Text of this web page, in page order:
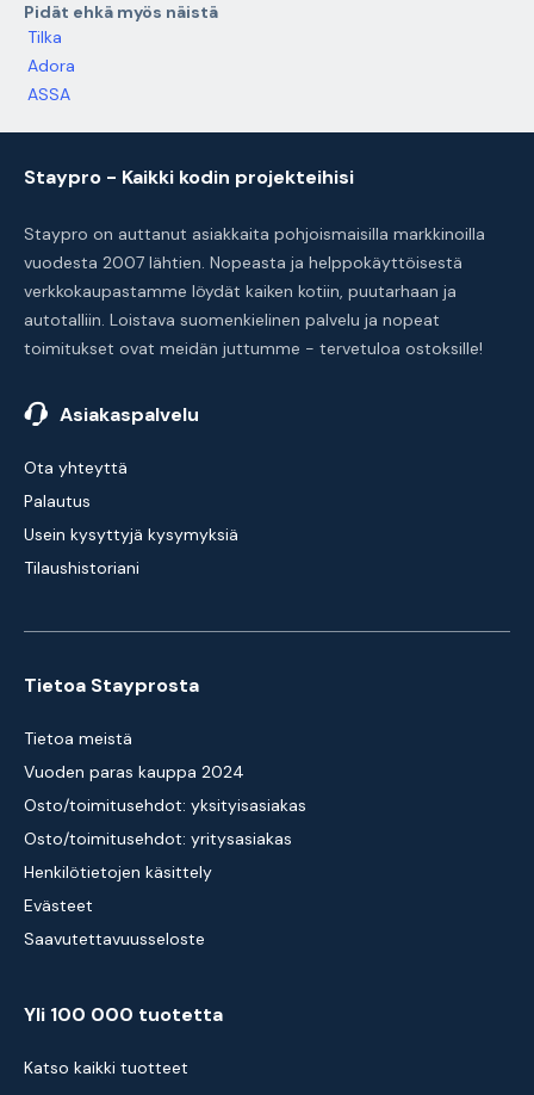
Pidät ehkä myös näistä
Tilka
Adora
ASSA
Staypro - Kaikki kodin projekteihisi
Staypro on auttanut asiakkaita pohjoismaisilla markkinoilla
vuodesta 2007 lähtien. Nopeasta ja helppokäyttöisestä
verkkokaupastamme löydät kaiken kotiin, puutarhaan ja
autotalliin. Loistava suomenkielinen palvelu ja nopeat
toimitukset ovat meidän juttumme - tervetuloa ostoksille!
Asiakaspalvelu
Ota yhteyttä
Palautus
Usein kysyttyjä kysymyksiä
Tilaushistoriani
Tietoa Stayprosta
Tietoa meistä
Vuoden paras kauppa 2024
Osto/toimitusehdot: yksityisasiakas
Osto/toimitusehdot: yritysasiakas
Henkilötietojen käsittely
Evästeet
Saavutettavuusseloste
Yli 100 000 tuotetta
Katso kaikki tuotteet